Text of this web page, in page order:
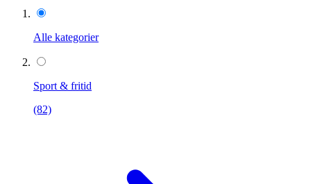
Alle kategorier
Sport & fritid
(82)